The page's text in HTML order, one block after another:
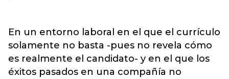
En un entorno laboral en el que el currículo
solamente no basta -pues no revela cómo
es realmente el candidato- y en el que los
éxitos pasados en una compañía no